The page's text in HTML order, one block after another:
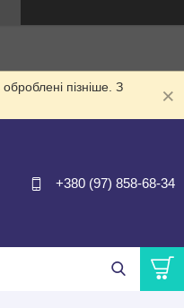
пізніше. З
+380 (97) 858-68-34